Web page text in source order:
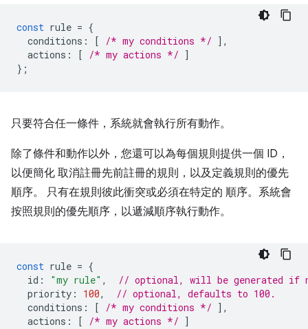
const rule = {
conditions : [ /* my conditions */ ],
actions : [ /* my actions */ ]
};
只要符合任一條件，系統就會執行所有動作。
除了條件和動作以外，您還可以為每個規則提供一個 ID，
以便簡化 取消註冊先前註冊的規則，以及定義規則的優先
順序。 只有在規則彼此衝突或必須在特定的 順序。系統會
按照規則的優先順序，以遞減順序執行動作。
const rule = {
id : "my rule" ,
// optional, will be generated if
priority : 100,
// optional, defaults to 100.
conditions : [ /* my conditions */ ],
actions : [ /* my actions */ ]